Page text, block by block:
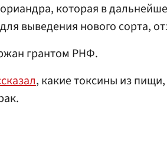
которая в
выведения нового сорта,
грантом РНФ.
, какие токсины из